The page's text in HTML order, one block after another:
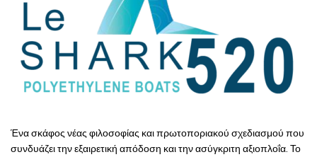
Ένα σκάφος νέας φιλοσοφίας και πρωτοποριακού σχεδιασμού που
συνδυάζει την εξαιρετική απόδοση και την ασύγκριτη αξιοπλοΐα. Το